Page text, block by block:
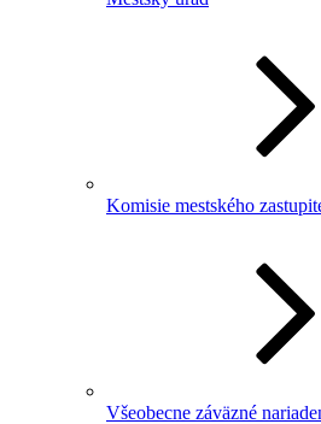
Komisie mestského
Všeobecne záväzné